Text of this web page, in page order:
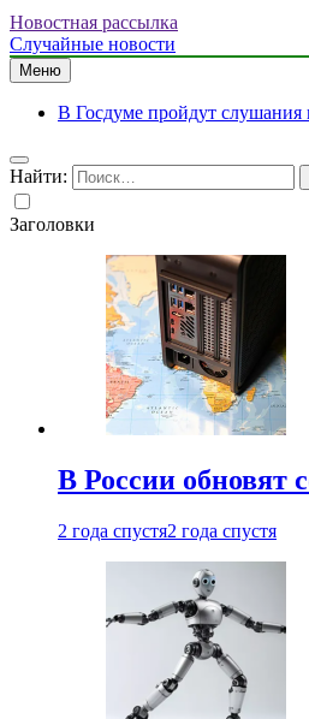
Новостная рассылка
Случайные новости
Меню
В Госдуме пройдут слушания
Найти:
Заголовки
В России обновят
2 года спустя2 года спустя